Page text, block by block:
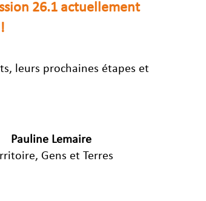
26.1 actuellement
leurs prochaines étapes et
Pauline Lemaire
Gens et Terres